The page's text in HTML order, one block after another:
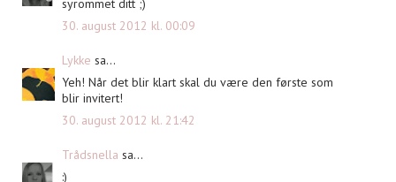
syrommet ditt ;)
30. august 2012 kl. 00:09
Lykke sa...
Yeh! Når det blir klart skal du være den første som
blir invitert!
30. august 2012 kl. 21:42
Trådsnella sa...
:)